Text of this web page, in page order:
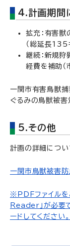
4.計画期間
拡充：有害
（総延長135
継続：新規
経費を補助（
一関市有害鳥獣
ぐるみの鳥獣被害
5.その他
計画の詳細につい
一関市鳥獣被害防
※PDFファイル
Reader」が必要
ードしてください。